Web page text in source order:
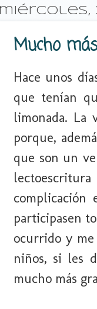
miércoles,
Mucho
Hace unos
que tenían
limonada. La
porque,
que son un
participasen
ocurrido y me
niños, si les
mucho más